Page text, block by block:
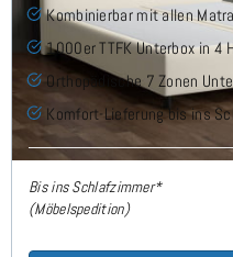
Kombinierbar mit allen
1000er TTFK Unterbox in 4
Orthopädische 7 Zonen
Komfort-Lieferung bis ins
Bis ins Schlafzimmer*
(Möbelspedition)